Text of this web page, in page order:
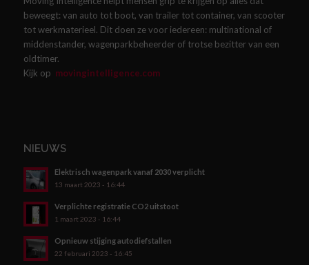
beweegt: van auto tot boot, van trailer tot container, van scooter
tot werkmaterieel. Dit doen ze voor iedereen: multinational of
middenstander, wagenparkbeheerder of trotse bezitter van een
oldtimer.
Kijk op movingintelligence.com
NIEUWS
Elektrisch wagenpark vanaf 2030 verplicht
13 maart 2023 - 16:44
Verplichte registratie CO2 uitstoot
1 maart 2023 - 16:44
Opnieuw stijging autodiefstallen
22 februari 2023 - 16:45